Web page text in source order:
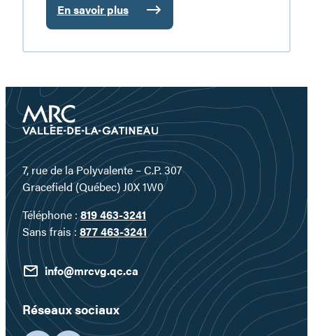
En savoir plus
:
Plongez
au
d’un
territoire
où
l’eau
devient
un
véritable
terrain
de
jeu…
7, rue de la Polyvalente – C.P. 307
Gracefield (Québec) J0X 1W0
Téléphone :819 463-3241
Sans frais : 877 463-3241
info@mrcvg.qc.ca
Réseaux sociaux